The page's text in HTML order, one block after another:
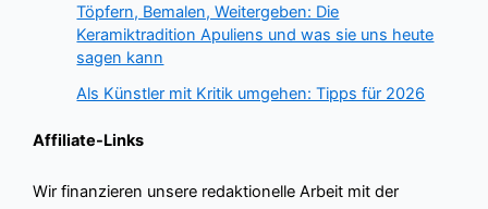
Töpfern, Bemalen, Weitergeben: Die
Keramiktradition Apuliens und was sie uns heute
sagen kann
Als Künstler mit Kritik umgehen: Tipps für 2026
Affiliate-Links
Wir finanzieren unsere redaktionelle Arbeit mit der